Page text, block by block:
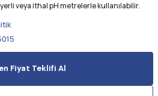
yerli veya ithal pH metrelerle kullanılabilir.
Fiyat Teklifi Al